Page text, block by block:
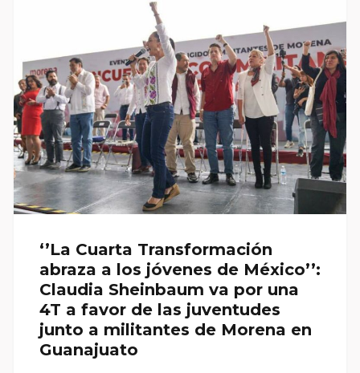
‘’La Cuarta Transformación
abraza a los jóvenes de México’’:
Claudia Sheinbaum va por una
4T a favor de las juventudes
junto a militantes de Morena en
Guanajuato